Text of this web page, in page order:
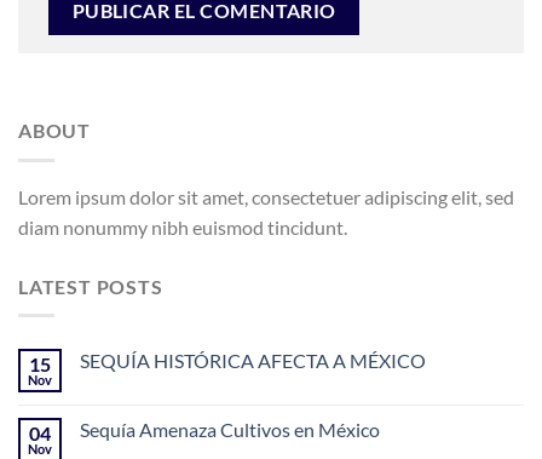
ABOUT
Lorem ipsum dolor sit amet, consectetuer adipiscing elit, sed
diam nonummy nibh euismod tincidunt.
LATEST POSTS
15
Nov
SEQUÍA HISTÓRICA AFECTA A MÉXICO
04
Nov
Sequía Amenaza Cultivos en México